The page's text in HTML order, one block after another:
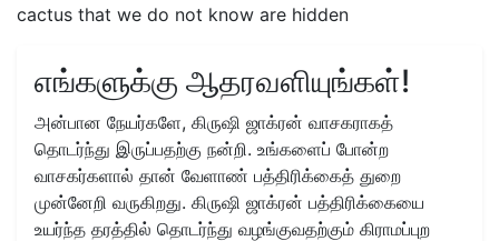
cactus that we do not know are hidden
எங்களுக்கு ஆதரவளியுங்கள்!
அன்பான நேயர்களே, கிருஷி ஜாக்ரன் வாசகராகத்
தொடர்ந்து இருப்பதற்கு நன்றி. உங்களைப் போன்ற
வாசகர்களால் தான் வேளாண் பத்திரிக்கைத் துறை
முன்னேறி வருகிறது. கிருஷி ஜாக்ரன் பத்திரிக்கையை
உயர்ந்த தரத்தில் தொடர்ந்து வழங்குவதற்கும் கிராமப்புற